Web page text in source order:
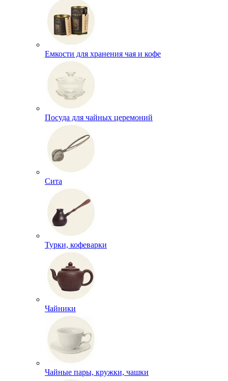
Емкости для хранения чая и кофе
Посуда для чайных церемоний
Сита
Турки, кофеварки
Чайники
Чайные пары, кружки, чашки